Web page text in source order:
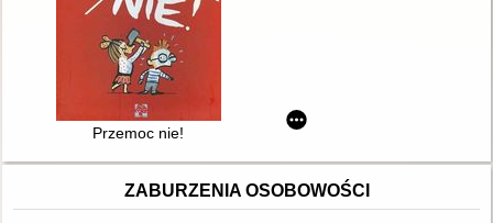
Przemoc nie!
ZABURZENIA OSOBOWOŚCI